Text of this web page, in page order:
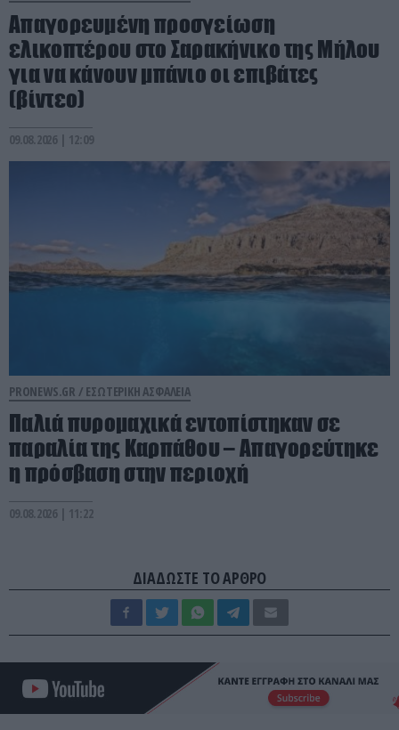
Απαγορευμένη προσγείωση
ελικοπτέρου στο Σαρακήνικο της Μήλου
για να κάνουν μπάνιο οι επιβάτες
(βίντεο)
09.08.2026 | 12:09
PRONEWS.GR / ΕΣΩΤΕΡΙΚΗ ΑΣΦΑΛΕΙΑ
Παλιά πυρομαχικά εντοπίστηκαν σε
παραλία της Καρπάθου – Απαγορεύτηκε
η πρόσβαση στην περιοχή
09.08.2026 | 11:22
ΔΙΑΔΩΣΤΕ ΤΟ ΑΡΘΡΟ